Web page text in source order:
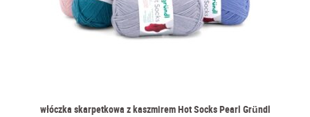
2) Termoregulacja doskonała: Kaszmir, będący naturalnym
izolatorem termicznym, sprawia, że dziergane z włóczki z
kaszmirem elementy doskonale dostosowują się do temperatury
lekkość w cieplejsze. Takie włóczki to nie tylko luksusowy materiał,
włóczka skarpetkowa z kaszmirem Hot Socks Pearl Gründl